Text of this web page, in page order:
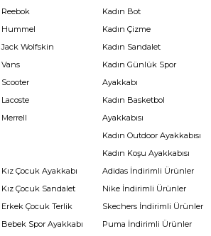
Reebok
Hummel
Jack Wolfskin
Vans
Scooter
Lacoste
Merrell
Kadın Bot
Kadın Çizme
Kadın Sandalet
Kadın Günlük Spor
Ayakkabı
Kadın Basketbol
Ayakkabısı
Kadın Outdoor Ayakkabısı
Kadın Koşu Ayakkabısı
Kız Çocuk Ayakkabı
Kız Çocuk Sandalet
Erkek Çocuk Terlik
Bebek Spor Ayakkabı
Adidas İndirimli Ürünler
Nike İndirimli Ürünler
Skechers İndirimli Ürünler
Puma İndirimli Ürünler